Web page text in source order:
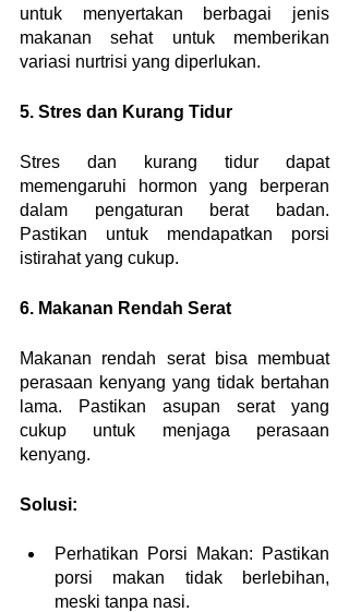
untuk menyertakan berbagai jenis
makanan sehat untuk memberikan
variasi nurtrisi yang diperlukan.
5. Stres dan Kurang Tidur
Stres dan kurang tidur dapat
memengaruhi hormon yang berperan
dalam pengaturan berat badan.
Pastikan untuk mendapatkan porsi
istirahat yang cukup.
6. Makanan Rendah Serat
Makanan rendah serat bisa membuat
perasaan kenyang yang tidak bertahan
lama. Pastikan asupan serat yang
cukup untuk menjaga perasaan
kenyang.
Solusi:
Perhatikan Porsi Makan: Pastikan
porsi makan tidak berlebihan,
meski tanpa nasi.